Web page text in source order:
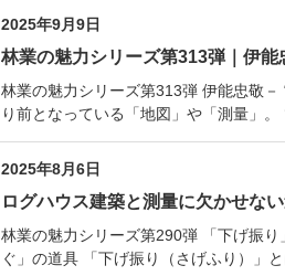
2025年9月9日
林業の魅力シリーズ第313弾｜伊
林業の魅力シリーズ第313弾 伊能忠敬
り前となっている「地図」や「測量」
2025年8月6日
ログハウス建築と測量に欠かせな
林業の魅力シリーズ第290弾 「下げ振
ぐ」の道具 「下げ振り（さげふり）」